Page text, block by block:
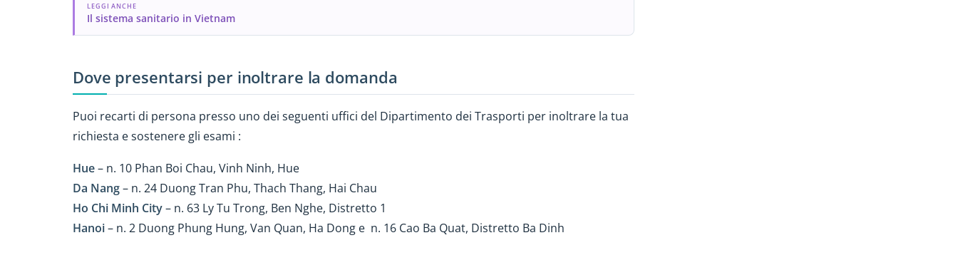
LEGGI ANCHE
Il sistema sanitario in Vietnam
Dove presentarsi per inoltrare la domanda
Puoi recarti di persona presso uno dei seguenti uffici del Dipartimento dei Trasporti per inoltrare la tua
richiesta e sostenere gli esami :
Hue– n. 10 Phan Boi Chau, Vinh Ninh, Hue
Da Nang– n. 24 Duong Tran Phu, Thach Thang, Hai Chau
Ho Chi Minh City– n. 63 Ly Tu Trong, Ben Nghe, Distretto 1
Hanoi– n. 2 Duong Phung Hung, Van Quan, Ha Dong e n. 16 Cao Ba Quat, Distretto Ba Dinh